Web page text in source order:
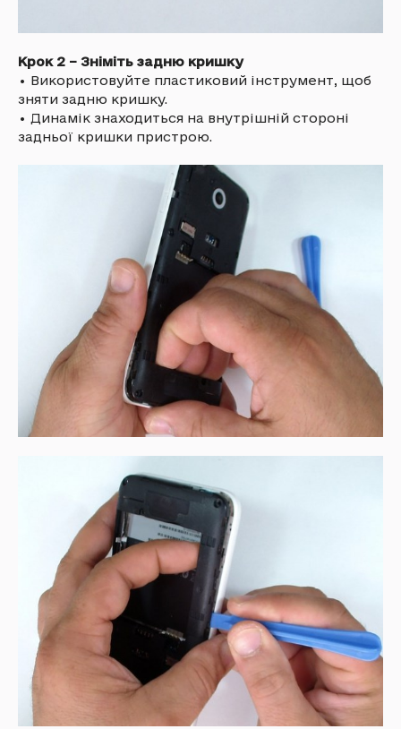
Крок 2 – Зніміть задню кришку
• Використовуйте пластиковий інструмент, щоб
зняти задню кришку.
• Динамік знаходиться на внутрішній стороні
задньої кришки пристрою.